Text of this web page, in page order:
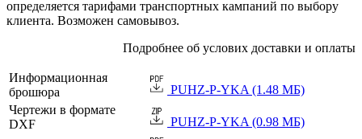
определяется тарифами транспортных кампаний по выбору
клиента. Возможен самовывоз.
Подробнее об услових доставки и оплаты
Информационная
брошюра
PUHZ-P-YKA (1.48 МБ)
Чертежи в формате
DXF
PUHZ-P-YKA (0.98 МБ)